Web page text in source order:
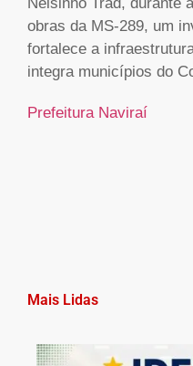
obras da MS-289, um
fortalece a
integra municípios do
Prefeitura Naviraí
Mais Lidas